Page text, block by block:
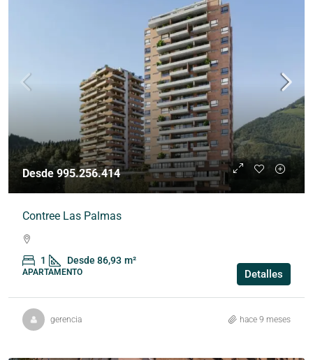
Desde 995.256.414
Contree Las Palmas
1 Desde 86,93 m²
APARTAMENTO Detalles
gerencia hace 9 meses